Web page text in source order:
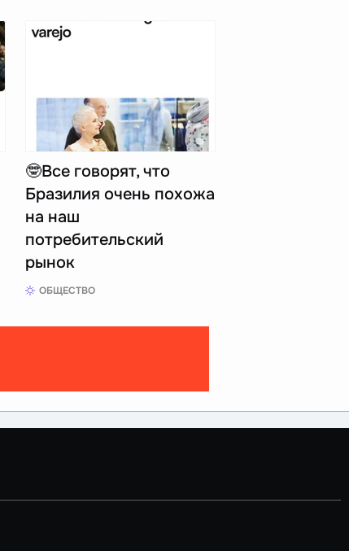
🤓Все говорят, что
Бразилия очень похожа
на наш
потребительский
рынок
ОБЩЕСТВО